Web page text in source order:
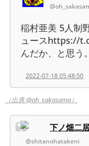
稲村亜美 5人制
ュースhttps://
んだか、と思う。
2022-07-18 05:48:50
（出典 @oh_sakasama）
下ノ畑二
@shitanohatakeni